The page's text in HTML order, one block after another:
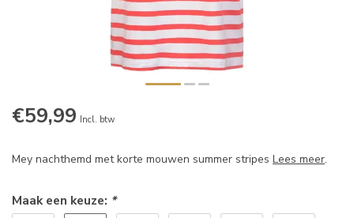
€59,99 Incl. btw
Mey nachthemd met korte mouwen summer stripes Lees meer.
Maak een keuze: *